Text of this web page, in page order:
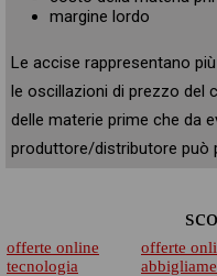
margine lordo
Le accise rappresentano
le oscillazioni di prezzo del
delle materie prime che da
produttore/distributore può
offerte online
tecnologia
offerte